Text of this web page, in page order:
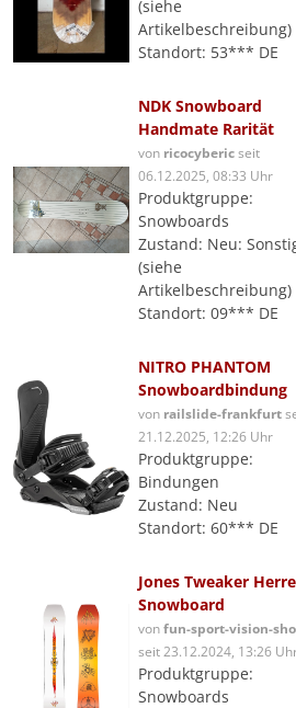
(siehe
Artikelbeschreibung)
Standort: 53*** DE
NDK Snowboard
Handmate Rarität
von ricocybericseit
06.12.2025, 08:33 Uhr
Produktgruppe:
Snowboards
Zustand: Neu:
(siehe
Artikelbeschreibung)
Standort: 09*** DE
NITRO PHANTOM
Snowboardbindung
von railslide-frankfurt
21.12.2025, 12:26 Uhr
Produktgruppe:
Bindungen
Zustand: Neu
Standort: 60*** DE
Jones Tweaker
Snowboard
vonfun-sport-vision-
seit 23.12.2024, 13:26
Produktgruppe:
Snowboards